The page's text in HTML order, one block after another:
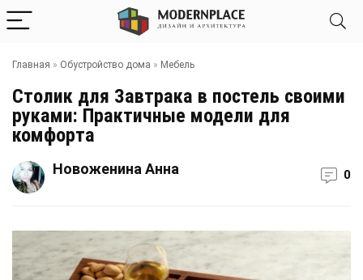
Главная » Обустройство дома » Мебель
Столик для Завтрака в постель своими
руками: Практичные модели для
комфорта
Новоженина Анна 0